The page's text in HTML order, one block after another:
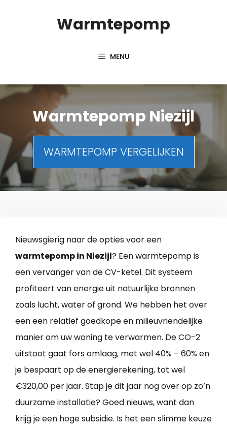
Warmtepomp
MENU
Warmtepomp Niezijl
WARMTEPOMP VERGELIJKEN
Nieuwsgierig naar de opties voor een
warmtepomp in Niezijl? Een warmtepomp is
een vervanger van de CV-ketel. Dit systeem
profiteert van energie uit natuurlijke bronnen
zoals lucht, water of grond. We hebben het over
een een relatief goedkope en milieuvriendelijke
manier om uw woning te verwarmen. De CO-2
uitstoot gaat fors omlaag, met wel 40% – 60% en
je bespaart op de energierekening, tot wel
€320,00 per jaar. Stap je dit jaar nog over op zo’n
duurzame installatie? Goed nieuws, want dan
krijg je een hoge subsidie. Is het een slimme keuze